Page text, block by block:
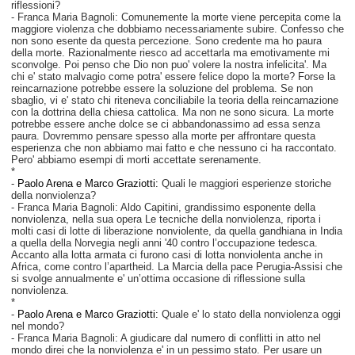
riflessioni?
- Franca Maria Bagnoli: Comunemente la morte viene percepita come la
maggiore violenza che dobbiamo necessariamente subire. Confesso che
non sono esente da questa percezione. Sono credente ma ho paura
della morte. Razionalmente riesco ad accettarla ma emotivamente mi
sconvolge. Poi penso che Dio non puo' volere la nostra infelicita'. Ma
chi e' stato malvagio come potra' essere felice dopo la morte? Forse la
reincarnazione potrebbe essere la soluzione del problema. Se non
sbaglio, vi e' stato chi riteneva conciliabile la teoria della reincarnazione
con la dottrina della chiesa cattolica. Ma non ne sono sicura. La morte
potrebbe essere anche dolce se ci abbandonassimo ad essa senza
paura. Dovremmo pensare spesso alla morte per affrontare questa
esperienza che non abbiamo mai fatto e che nessuno ci ha raccontato.
Pero' abbiamo esempi di morti accettate serenamente.
*
- Paolo Arena e Marco Graziotti: Quali le maggiori esperienze storiche
della nonviolenza?
- Franca Maria Bagnoli: Aldo Capitini, grandissimo esponente della
nonviolenza, nella sua opera Le tecniche della nonviolenza, riporta i
molti casi di lotte di liberazione nonviolente, da quella gandhiana in India
a quella della Norvegia negli anni '40 contro l’occupazione tedesca.
Accanto alla lotta armata ci furono casi di lotta nonviolenta anche in
Africa, come contro l’apartheid. La Marcia della pace Perugia-Assisi che
si svolge annualmente e' un’ottima occasione di riflessione sulla
nonviolenza.
*
- Paolo Arena e Marco Graziotti: Quale e' lo stato della nonviolenza oggi
nel mondo?
- Franca Maria Bagnoli: A giudicare dal numero di conflitti in atto nel
mondo direi che la nonviolenza e' in un pessimo stato. Per usare un